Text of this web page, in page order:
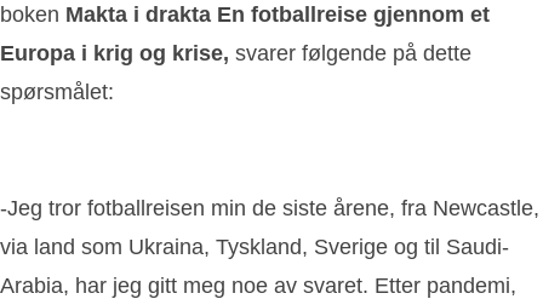
boken Makta i drakta En fotballreise gjennom et
Europa i krig og krise, svarer følgende på dette
spørsmålet:
-Jeg tror fotballreisen min de siste årene, fra Newcastle,
via land som Ukraina, Tyskland, Sverige og til Saudi-
Arabia, har jeg gitt meg noe av svaret. Etter pandemi,